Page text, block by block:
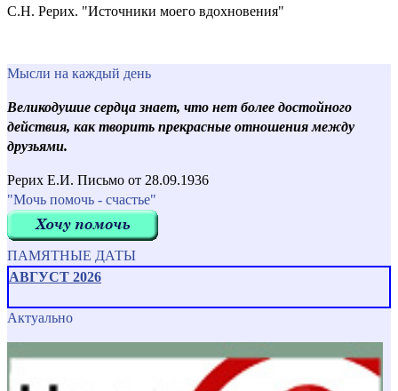
С.Н. Рерих. "Источники моего вдохновения"
Мысли на каждый день
Великодушие сердца знает, что нет более достойного
действия, как творить прекрасные отношения между
друзьями.
Рерих Е.И. Письмо от 28.09.1936
"Мочь помочь - счастье"
ПАМЯТНЫЕ ДАТЫ
АВГУСТ 2026
Актуально